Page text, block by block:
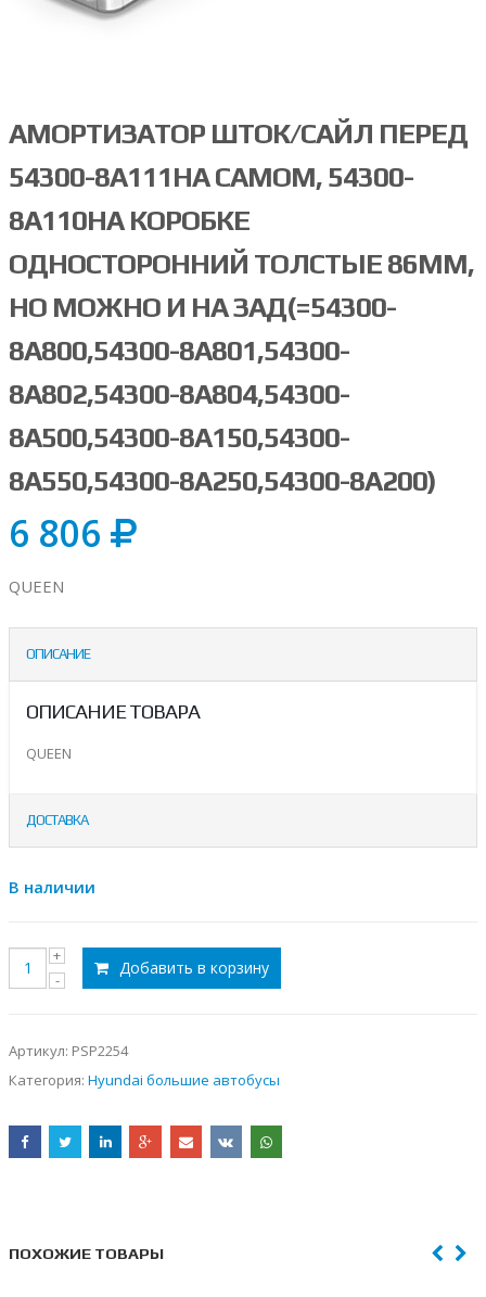
АМОРТИЗАТОР ШТОК/САЙЛ ПЕРЕД
54300-8A111НА САМОМ, 54300-
8A110НА КОРОБКЕ
ОДНОСТОРОННИЙ ТОЛСТЫЕ 86ММ,
НО МОЖНО И НА ЗАД(=54300-
8A800,54300-8A801,54300-
8A802,54300-8A804,54300-
8A500,54300-8A150,54300-
8A550,54300-8A250,54300-8A200)
6 806
QUEEN
ОПИСАНИЕ
ОПИСАНИЕ ТОВАРА
QUEEN
ДОСТАВКА
В наличии
Добавить в корзину
Артикул: PSP2254
Категория: Hyundai большие автобусы
ПОХОЖИЕ ТОВАРЫ